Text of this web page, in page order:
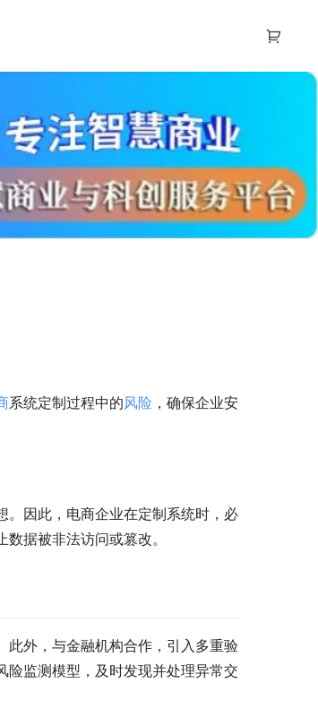
系统定制过程中的风险 ，确保企业安
。因此，电商企业在定制系统时，必
据被非法访问或篡改。
此外，与金融机构合作，引入多重验
监测模型，及时发现并处理异常交